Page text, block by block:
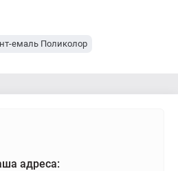
емаль Поликолор
адреса: